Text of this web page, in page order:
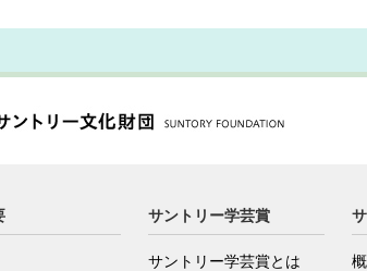
サントリー学芸賞
サントリー学芸賞とは